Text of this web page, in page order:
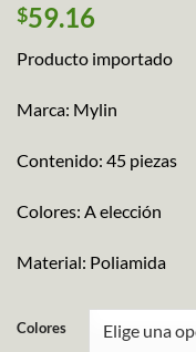
$59.16
Producto importado
Marca: Mylin
Contenido: 45 piezas
Colores: A elección
Material: Poliamida
Colores